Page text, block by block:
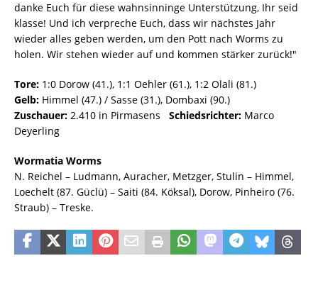
danke Euch für diese wahnsinninge Unterstützung, Ihr seid
klasse! Und ich verpreche Euch, dass wir nächstes Jahr
wieder alles geben werden, um den Pott nach Worms zu
holen. Wir stehen wieder auf und kommen stärker zurück!"
Tore: 1:0 Dorow (41.), 1:1 Oehler (61.), 1:2 Olali (81.)
Gelb: Himmel (47.) / Sasse (31.), Dombaxi (90.)
Zuschauer: 2.410 in Pirmasens Schiedsrichter: Marco
Deyerling
Wormatia Worms
N. Reichel – Ludmann, Auracher, Metzger, Stulin – Himmel,
Loechelt (87. Güclü) – Saiti (84. Köksal), Dorow, Pinheiro (76.
Straub) – Treske.